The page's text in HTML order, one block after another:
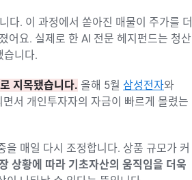
다. 이 과정에서 쏟아진 매물이 주가를 더
어요. 실제로 한 AI 전문 헤지펀드는 청산
습니다.
지목됐습니다. 올해 5월 삼성전자와
서 개인투자자의 자금이 빠르게 몰렸는
매일 다시 조정합니다. 상품 규모가 커
상황에 따라 기초자산의 움직임을 더욱